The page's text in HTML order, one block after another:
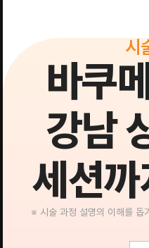
시
바쿠
강남
세션
※ 시술 과정 설명의 이해를 돕